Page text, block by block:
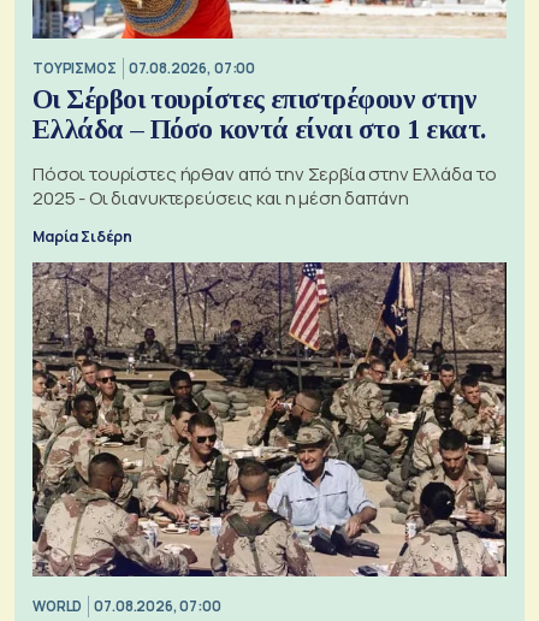
ΤΟΥΡΙΣΜΟΣ 07.08.2026, 07:00
Οι Σέρβοι τουρίστες επιστρέφουν στην
Ελλάδα – Πόσο κοντά είναι στο 1 εκατ.
Πόσοι τουρίστες ήρθαν από την Σερβία στην Ελλάδα το
2025 - Οι διανυκτερεύσεις και η μέση δαπάνη
Μαρία Σιδέρη
WORLD 07.08.2026, 07:00